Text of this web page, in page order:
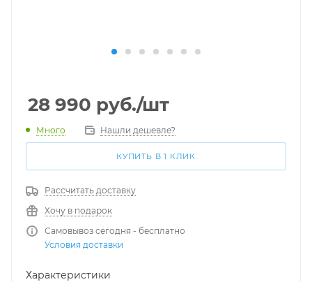
28 990 руб./шт
Много Нашли дешевле?
КУПИТЬ В 1 КЛИК
Рассчитать доставку
Хочу в подарок
Самовывоз сегодня - бесплатно
Условия доставки
Характеристики